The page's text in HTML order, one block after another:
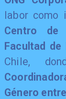
labor como
Centro de
Facultad de
Chile,
Género